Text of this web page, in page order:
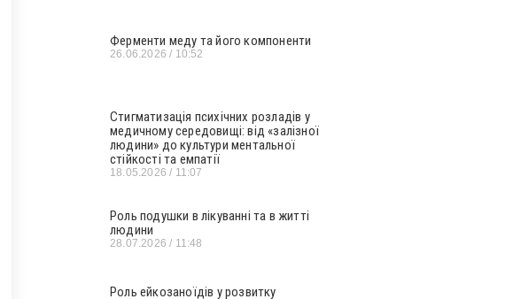
Ферменти меду та його компоненти
26.06.2026 10:52
Стигматизація психічних розладів у
медичному середовищі: від «залізної
людини» до культури ментальної
стійкості та емпатії
18.05.2026 11:07
Роль подушки в лікуванні та в житті
людини
28.07.2026 11:48
Роль ейкозаноїдів у розвитку